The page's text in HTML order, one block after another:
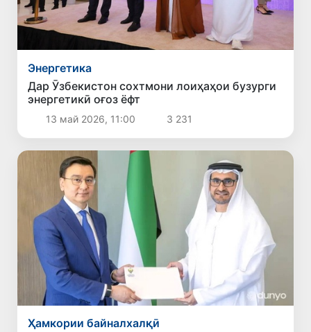
Энергетика
Дар Ӯзбекистон сохтмони лоиҳаҳои бузурги
энергетикӣ оғоз ёфт
13 май 2026, 11:00 3 231
Ҳамкории байналхалқӣ